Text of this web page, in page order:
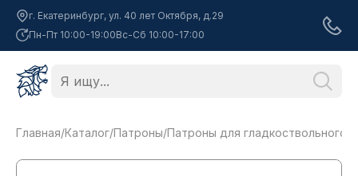
г. Екатеринбург, ул. 40 лет Октября, д.29
Пн-Пт 10:00-19:00Вс-Сб 10:00-17:00
Главная/Каталог/Патроны/Патроны для гладкоствольного